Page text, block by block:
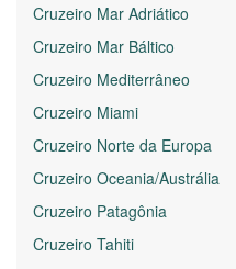
Cruzeiro Mar Adriático
Cruzeiro Mar Báltico
Cruzeiro Mediterrâneo
Cruzeiro Miami
Cruzeiro Norte da Europa
Cruzeiro Oceania/Austrália
Cruzeiro Patagônia
Cruzeiro Tahiti